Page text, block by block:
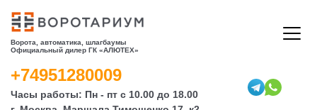
Ворота, автоматика, шлагбаумы
Официальный дилер ГК «АЛЮТЕХ»
+74951280009
Часы работы: Пн - пт с 10.00 до 18.00